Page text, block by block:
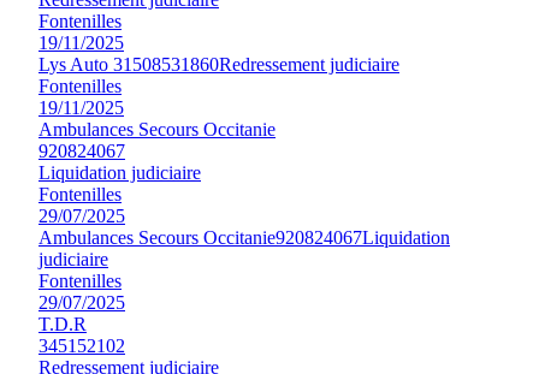
Fontenilles
19/11/2025
Lys Auto 31 508531860Redressement judiciaire
Fontenilles
19/11/2025
Ambulances Secours Occitanie
920824067
Liquidation judiciaire
Fontenilles
29/07/2025
Ambulances Secours Occitanie920824067Liquidation
judiciaire
Fontenilles
29/07/2025
T.D.R
345152102
Redressement judiciaire